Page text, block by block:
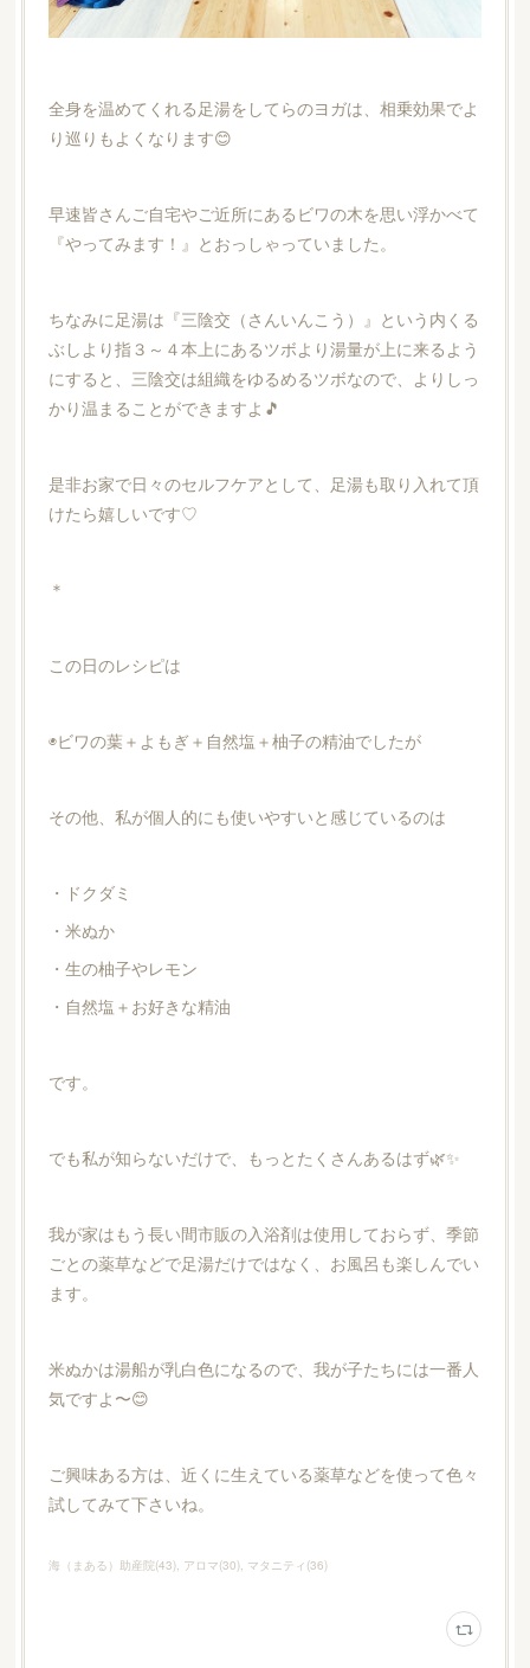
全身を温めてくれる足湯をしてらのヨガは、相乗効果でよ
り巡りもよくなります😊
早速皆さんご自宅やご近所にあるビワの木を思い浮かべて
『やってみます！』とおっしゃっていました。
ちなみに足湯は『三陰交（さんいんこう）』という内くる
ぶしより指３～４本上にあるツボより湯量が上に来るよう
にすると、三陰交は組織をゆるめるツボなので、よりしっ
かり温まることができますよ🎵
是非お家で日々のセルフケアとして、足湯も取り入れて頂
けたら嬉しいです♡
＊
この日のレシピは
◉ビワの葉＋よもぎ＋自然塩＋柚子の精油でしたが
その他、私が個人的にも使いやすいと感じているのは
・ドクダミ
・米ぬか
・生の柚子やレモン
・自然塩＋お好きな精油
です。
でも私が知らないだけで、もっとたくさんあるはず🌿✨
我が家はもう長い間市販の入浴剤は使用しておらず、季節
ごとの薬草などで足湯だけではなく、お風呂も楽しんでい
ます。
米ぬかは湯船が乳白色になるので、我が子たちには一番人
気ですよ〜😊
ご興味ある方は、近くに生えている薬草などを使って色々
試してみて下さいね。
海（まある）助産院(43) アロマ(30) マタニティ (36)